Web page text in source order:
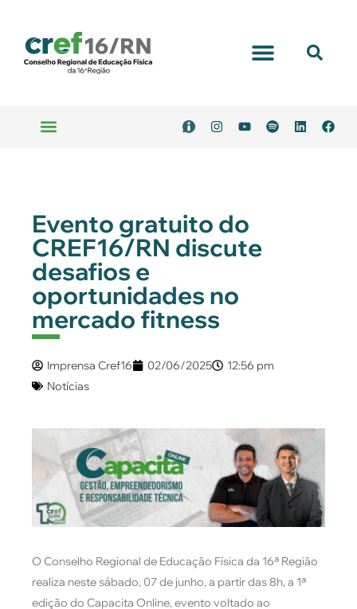
Evento gratuito do
CREF16/RN discute
desafios e
oportunidades no
mercado fitness
Imprensa Cref16 02/06/2025
12:56 pm
Notícias
O Conselho Regional de Educação Física da 16ª Região
realiza neste sábado, 07 de junho, a partir das 8h, a 1ª
edição do Capacita Online, evento voltado ao